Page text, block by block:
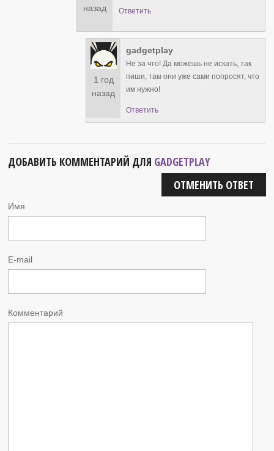
назад
Ответить
1 год
назад
gadgetplay
Не за что! Да можешь не искать, так
пиши, там они уже сами попросят, что
им нужно!
Ответить
ДОБАВИТЬ КОММЕНТАРИЙ ДЛЯ GADGETPLAY
ОТМЕНИТЬ ОТВЕТ
Имя
E-mail
Комментарий